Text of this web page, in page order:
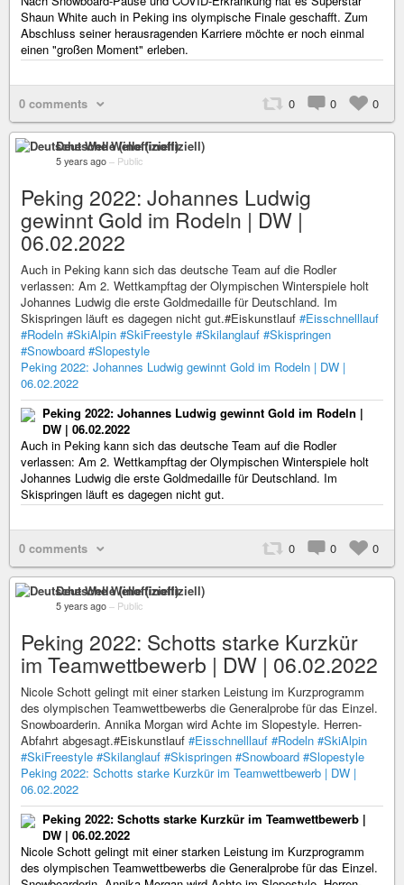
Shaun White auch in Peking ins olympische Finale geschafft. Zum
Abschluss seiner herausragenden Karriere möchte er noch einmal
einen "großen Moment" erleben.
0 comments 0 0 0
Deutsche Welle (inoffiziell)
5 years ago – Public
Peking 2022: Johannes Ludwig
gewinnt Gold im Rodeln | DW |
06.02.2022
Auch in Peking kann sich das deutsche Team auf die Rodler
verlassen: Am 2. Wettkampftag der Olympischen Winterspiele holt
Johannes Ludwig die erste Goldmedaille für Deutschland. Im
Skispringen läuft es dagegen nicht gut.#Eiskunstlauf #Eisschnelllauf
#Rodeln #SkiAlpin #SkiFreestyle #Skilanglauf #Skispringen
#Snowboard #Slopestyle
Peking 2022: Johannes Ludwig gewinnt Gold im Rodeln | DW |
06.02.2022
Peking 2022: Johannes Ludwig gewinnt Gold im Rodeln |
DW | 06.02.2022
Auch in Peking kann sich das deutsche Team auf die Rodler
verlassen: Am 2. Wettkampftag der Olympischen Winterspiele holt
Johannes Ludwig die erste Goldmedaille für Deutschland. Im
Skispringen läuft es dagegen nicht gut.
0 comments 0 0 0
Deutsche Welle (inoffiziell)
5 years ago – Public
Peking 2022: Schotts starke Kurzkür
im Teamwettbewerb | DW | 06.02.2022
Nicole Schott gelingt mit einer starken Leistung im Kurzprogramm
des olympischen Teamwettbewerbs die Generalprobe für das Einzel.
Snowboarderin. Annika Morgan wird Achte im Slopestyle. Herren-
Abfahrt abgesagt.#Eiskunstlauf #Eisschnelllauf #Rodeln #SkiAlpin
#SkiFreestyle #Skilanglauf #Skispringen #Snowboard #Slopestyle
Peking 2022: Schotts starke Kurzkür im Teamwettbewerb | DW |
06.02.2022
Peking 2022: Schotts starke Kurzkür im Teamwettbewerb |
DW | 06.02.2022
Nicole Schott gelingt mit einer starken Leistung im Kurzprogramm
des olympischen Teamwettbewerbs die Generalprobe für das Einzel.